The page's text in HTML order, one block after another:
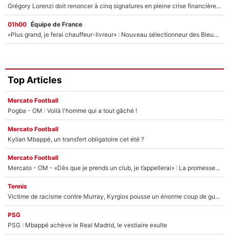
Grégory Lorenzi doit renoncer à cinq signatures en pleine crise financière : L’IA propose sept noms à l’OM pour un mercato réussi... à seulement 5M€ !
01h00 Équipe de France
«Plus grand, je ferai chauffeur-livreur» : Nouveau sélectionneur des Bleus, Zinédine Zidane s’était imaginé un avenir très différent lorsqu'il était enfant
Top Articles
Mercato Football
Pogba - OM : Voilà l'homme qui a tout gâché !
Mercato Football
Kylian Mbappé, un transfert obligatoire cet été ?
Mercato Football
Mercato - OM - «Dès que je prends un club, je t’appellerai» : La promesse de Marcelino au moment de claquer la porte
Tennis
Victime de racisme contre Murray, Kyrgios pousse un énorme coup de gueule !
PSG
PSG : Mbappé achève le Real Madrid, le vestiaire exulte